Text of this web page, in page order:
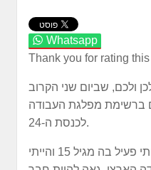
Whatsapp
Thank you for rating
ולכם, שביום שני הקרוב
ברשימת מפלגת העבודה
לכנסת ה-24.
גדלתי במפלגת העבודה. הייתי פעיל בה מגיל 15 והייתי